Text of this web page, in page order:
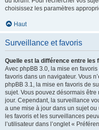
choisissez les paramètres
Haut
Surveillance et favoris
Quelle est la différence entre les
Avec phpBB 3.0, la mise en
favoris dans un navigateur. Vous
phpBB 3.1, la mise en favoris de
sujet. Vous pouvez désormais
jour. Cependant, la surveillance
a une mise à jour dans un sujet
les favoris et les surveillances
l’utilisateur dans l’onglet «